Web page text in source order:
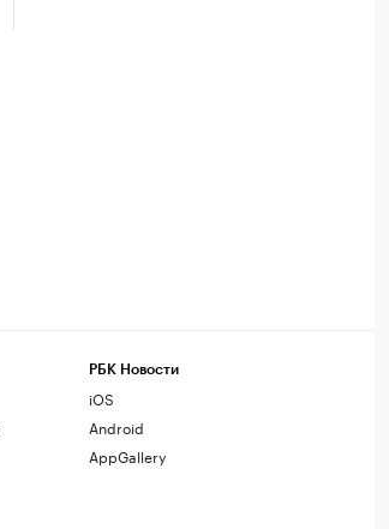
РБК Новости
iOS
Android
AppGallery